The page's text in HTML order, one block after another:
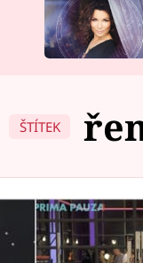
ŠTÍTEK